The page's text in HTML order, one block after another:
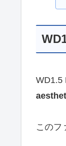
WD1.5
このフ